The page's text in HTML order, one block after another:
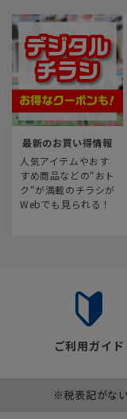
最新のお買い得情報
人気アイテムやおす
すめ商品などの“おト
ク“が満載のチラシが
Webでも見られる！
ご利用ガイド
※税表記がな